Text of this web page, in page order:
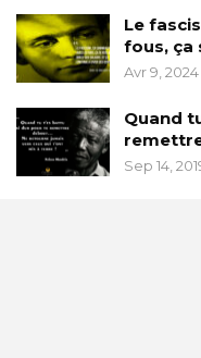
Le
fous, ça
Avr 9, 2024
Quand
Sep 14,